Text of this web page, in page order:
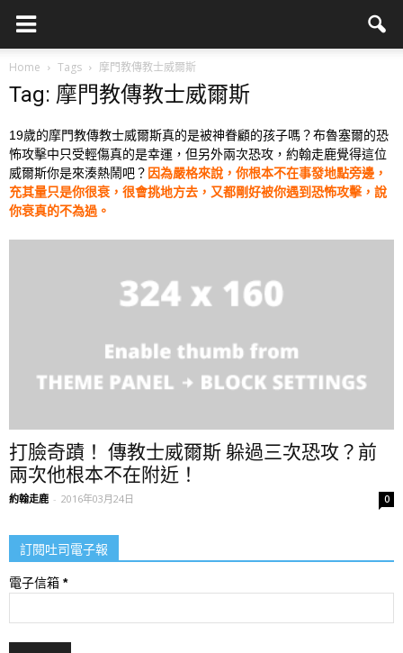
Home Tags 摩門教傳教士威爾斯
Tag: 摩門教傳教士威爾斯
19歲的摩門教傳教士威爾斯真的是被神眷顧的孩子嗎？布魯塞爾的恐
怖攻擊中只受輕傷真的是幸運，但另外兩次恐攻，約翰走鹿覺得這位
威爾斯你是來湊熱鬧吧？ 因為嚴格來說，你根本不在事發地點旁邊，
充其量只是你很衰，很會挑地方去，又都剛好被你遇到恐怖攻擊，說
你衰真的不為過。
打臉奇蹟！ 傳教士威爾斯 躲過三次恐攻？前
兩次他根本不在附近！
約翰走鹿 - 2016年03月24日 0
訂閱吐司電子報
電子信箱 *